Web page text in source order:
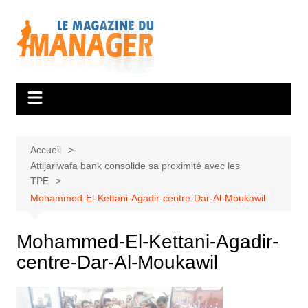
contenu
Accueil
Attijariwafa bank consolide sa proximité avec les
TPE
Mohammed-El-Kettani-Agadir-centre-Dar-Al-Moukawil
Mohammed-El-Kettani-Agadir-
centre-Dar-Al-Moukawil